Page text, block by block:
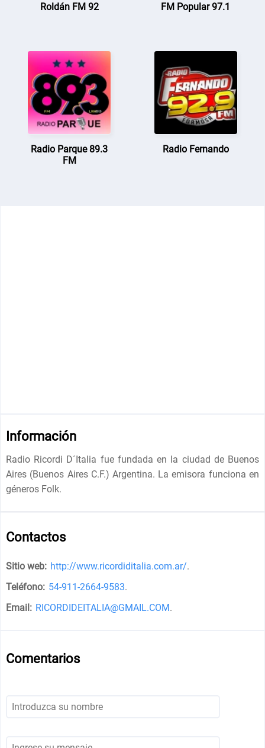
Roldán FM 92 FM Popular 97.1
Radio Parque 89.3
FM
Radio Fernando
Información
Radio Ricordi D´Italia fue fundada en la ciudad de Buenos
Aires (Buenos Aires C.F.) Argentina. La emisora funciona en
géneros Folk.
Contactos
Sitio web: http://www.ricordiditalia.com.ar/.
Teléfono: 54-911-2664-9583.
Email: RICORDIDEITALIA@GMAIL.COM.
Comentarios